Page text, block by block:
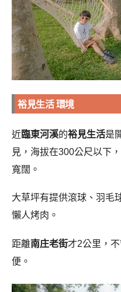
裕見生活 環境
近臨東河溪的裕見生活是
見，海拔在300公尺以下
寬闊。
大草坪有提供滾球、羽毛
懶人烤肉。
距離南庄老街才2公里，
便。